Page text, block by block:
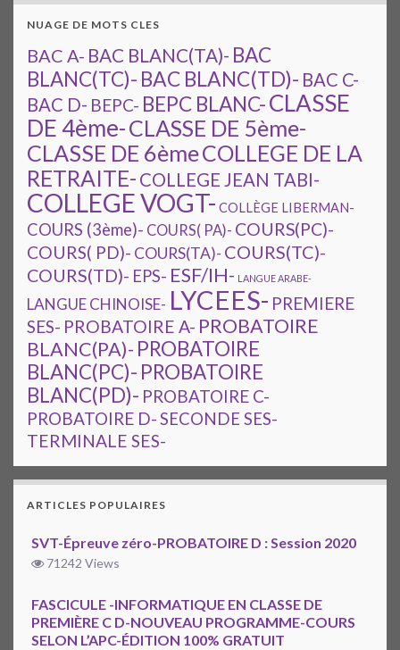
NUAGE DE MOTS CLES
BAC A- BAC BLANC(TA)- BAC
BLANC(TC)- BAC BLANC(TD)- BAC C-
BAC D- BEPC- BEPC BLANC-CLASSE
DE 4ème-CLASSE DE 5ème-
CLASSE DE 6èmeCOLLEGE DE LA
RETRAITE- COLLEGE JEAN TABI-
COLLEGE VOGT- COLLÈGE LIBERMAN-
COURS (3ème)- COURS( PA)- COURS(PC)-
COURS( PD)- COURS(TA)- COURS(TC)-
COURS(TD)- EPS- ESF/IH- LANGUE ARABE-
LANGUE CHINOISE- LYCEES- PREMIERE
SES- PROBATOIRE A- PROBATOIRE
BLANC(PA)- PROBATOIRE
BLANC(PC)- PROBATOIRE
BLANC(PD)- PROBATOIRE C-
PROBATOIRE D-SECONDE SES-
TERMINALE SES-
ARTICLES POPULAIRES
SVT-Épreuve zéro-PROBATOIRE D : Session 2020
71242 Views
FASCICULE -INFORMATIQUE EN CLASSE DE
PREMIÈRE C D-NOUVEAU PROGRAMME-COURS
SELON L’APC-ÉDITION 100% GRATUIT